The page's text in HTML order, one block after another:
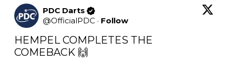
PDC Darts
@OfficialPDC · Follow
HEMPEL COMPLETES THE
COMEBACK 🙌